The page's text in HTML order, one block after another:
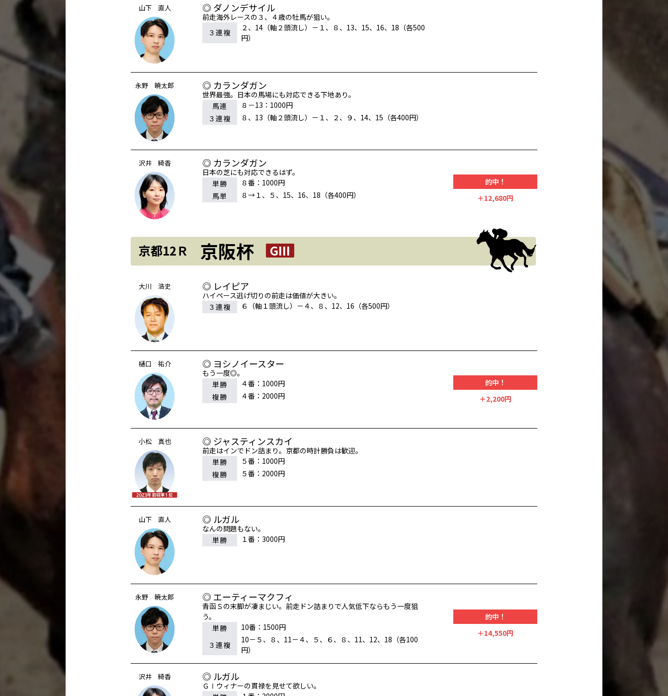
山下 直人 ◎ ダノンデサイル
前走海外レースの３、４歳の牡馬が狙い。
３連複
２、14（軸２頭流し）－１、８、13、15、16、18（各500
円）
永野 暁太郎 ◎ カランダガン
世界最強。日本の馬場にも対応できる下地あり。
馬連
８－13：1000円
３連複
８、13（軸２頭流し）－１、２、９、14、15（各400円）
沢井 綺香 ◎ カランダガン
日本の芝にも対応できるはず。
単勝
８番：1000円
馬単
８→１、５、15、16、18（各400円）
的中！
＋12,680円
京都12Ｒ 京阪杯 GIII
大川 浩史 ◎ レイピア
ハイペース逃げ切りの前走は価値が大きい。
３連複
６（軸１頭流し）－４、８、12、16（各500円）
樋口 祐介 ◎ ヨシノイースター
もう一度◎。
単勝
４番：1000円
複勝
４番：2000円
的中！
＋2,200円
小松 真也 ◎ ジャスティンスカイ
前走はインでドン詰まり。京都の時計勝負は歓迎。
単勝
５番：1000円
複勝
５番：2000円
山下 直人 ◎ ルガル
なんの問題もない。
単勝
１番：3000円
永野 暁太郎 ◎ エーティーマクフィ
青函Ｓの末脚が凄まじい。前走ドン詰まりで人気低下ならもう一度狙
う。
単勝
10番：1500円
３連複
10－５、８、11－４、５、６、８、11、12、18（各100
円）
的中！
＋14,550円
沢井 綺香 ◎ ルガル
ＧⅠウィナーの貫禄を見せて欲しい。